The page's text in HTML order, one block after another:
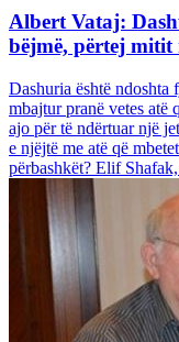
Albert Vataj:
bëjmë, përtej
Dashuria është ndoshta
mbajtur pranë vetes atë
ajo për të ndërtuar një
e njëjtë me atë që
përbashkët? Elif